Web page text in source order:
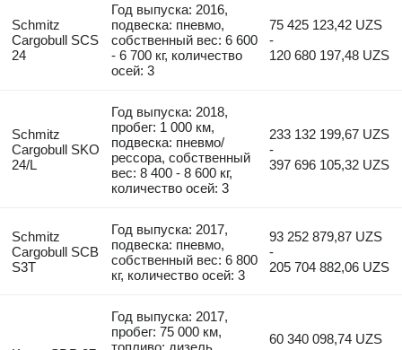
Schmitz
Cargobull SCS
24
Год выпуска: 2016,
подвеска: пневмо,
собственный вес: 6 600
- 6 700 кг, количество
осей: 3
75 425 123,42 UZS
-
120 680 197,48 UZS
Schmitz
Cargobull SKO
24/L
Год выпуска: 2018,
пробег: 1 000 км,
подвеска: пневмо/
рессора, собственный
вес: 8 400 - 8 600 кг,
количество осей: 3
233 132 199,67 UZS
-
397 696 105,32 UZS
Schmitz
Cargobull SCB
S3T
Год выпуска: 2017,
подвеска: пневмо,
собственный вес: 6 800
кг, количество осей: 3
93 252 879,87 UZS
-
205 704 882,06 UZS
Год выпуска: 2017,
пробег: 75 000 км,
топливо: дизель,
60 340 098,74 UZS